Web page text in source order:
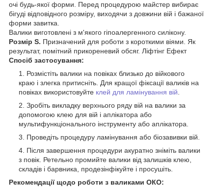
очі будь-якої форми. Перед процедурою майстер вибирає
бігуді відповідного розміру, виходячи з довжини вій і бажаної
форми завитка.
Валики виготовлені з м'якого гіпоалергенного силікону.
Розмір S. Призначений для роботи з короткими віями. Як
результат, помітний прикореневий обсяг. Ліфтінг Ефект
Спосіб застосування:
Розмістіть валики на повіках близько до війкового
краю і злегка притисніть. Для кращої фіксації валиків на
повіках використовуйте клей для ламінування вій
Зробіть викладку верхнього ряду вій на валики за
допомогою клею для вій і аплікатора або
мультифункціонального інструменту або аплікатора.
Проведіть процедуру ламінування або біозавивки вій.
Після завершення процедури акуратно зніміть валики
з повік. Ретельно промийте валики від залишків клею,
складів і барвника, продезінфікуйте і просушіть.
Рекомендації щодо роботи з валиками ОКО: